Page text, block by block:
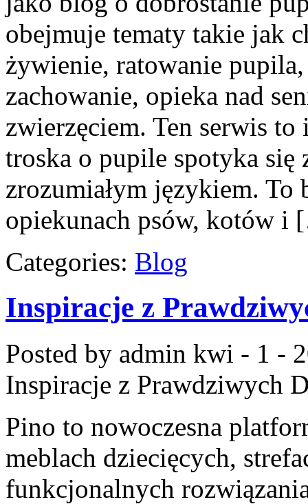
obejmuje tematy takie jak
żywienie, ratowanie
zachowanie, opieka nad
zwierzęciem. Ten serwis
troska o pupile spotyka się
zrozumiałym językiem. To
opiekunach psów, kotów
Categories: Blog
Inspiracje z
Posted by admin kwi - 1 -
Inspiracje z Prawdziwych
Pino to nowoczesna
meblach dziecięcych,
funkcjonalnych